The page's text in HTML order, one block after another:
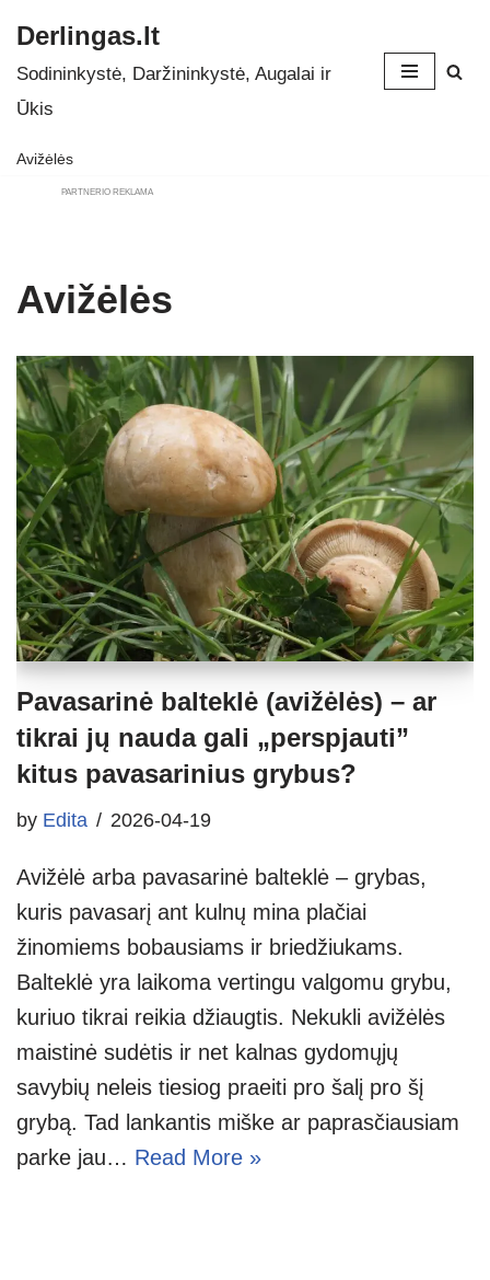
Skip
to
Derlingas.lt
Sodininkystė, Daržininkystė, Augalai ir
Ūkis
Avižėlės
PARTNERIO REKLAMA
Avižėlės
Pavasarinė balteklė (avižėlės) – ar
tikrai jų nauda gali „perspjauti”
kitus pavasarinius grybus?
by Edita 2026-04-19
Avižėlė arba pavasarinė balteklė – grybas,
kuris pavasarį ant kulnų mina plačiai
žinomiems bobausiams ir briedžiukams.
Balteklė yra laikoma vertingu valgomu grybu,
kuriuo tikrai reikia džiaugtis. Nekukli avižėlės
maistinė sudėtis ir net kalnas gydomųjų
savybių neleis tiesiog praeiti pro šalį pro šį
grybą. Tad lankantis miške ar paprasčiausiam
parke jau… Read More »